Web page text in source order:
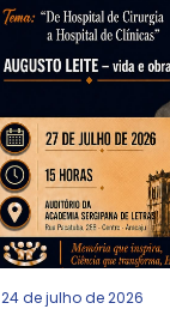
24 de julho de 2026